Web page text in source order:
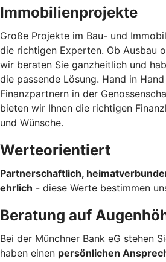
Immobilienprojekte
Große Projekte im Bau- und
die richtigen Experten. Ob Ausbau
wir beraten Sie ganzheitlich und
die passende Lösung. Hand in
Finanzpartnern in der
bieten wir Ihnen die richtigen
und Wünsche.
Werteorientiert
Partnerschaftlich,
ehrlich - diese Werte bestimmen
Beratung auf
Bei der Münchner Bank eG stehen
haben einen persönlichen